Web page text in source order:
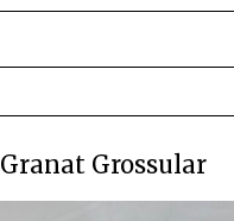
Granat Grossular